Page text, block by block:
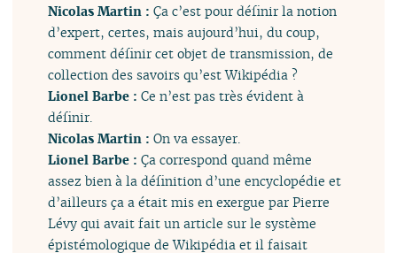
Nicolas Martin :Ça c’est pour définir la notion
d’expert, certes, mais aujourd’hui, du coup,
comment définir cet objet de transmission, de
collection des savoirs qu’est Wikipédia ?
Lionel Barbe :Ce n’est pas très évident à
définir.
Nicolas Martin :On va essayer.
Lionel Barbe :Ça correspond quand même
assez bien à la définition d’une encyclopédie et
d’ailleurs ça a était mis en exergue par Pierre
Lévy qui avait fait un article sur le système
épistémologique de Wikipédia et il faisait